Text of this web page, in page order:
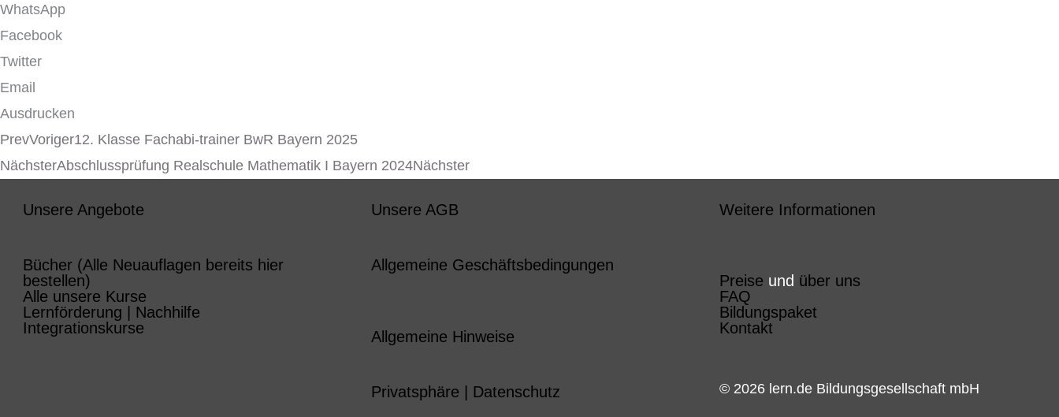
WhatsApp
Facebook
Twitter
Email
Ausdrucken
PrevVoriger12. Klasse Fachabi-trainer BwR Bayern 2025
NächsterAbschlussprüfung Realschule Mathematik I Bayern 2024Nächster
Unsere Angebote
Bücher (Alle Neuauflagen bereits hier
bestellen)
Alle unsere Kurse
Lernförderung | Nachhilfe
Integrationskurse
Unsere AGB
Allgemeine Geschäftsbedingungen
Allgemeine Hinweise
Privatsphäre | Datenschutz
Weitere Informationen
Preise und über uns
FAQ
Bildungspaket
Kontakt
© 2026 lern.de Bildungsgesellschaft mbH